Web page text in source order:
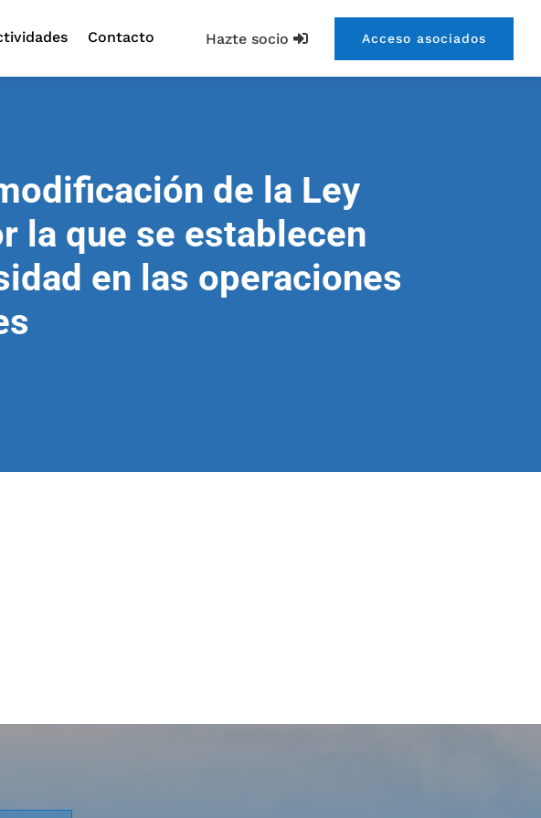
Hazte socio Acceso asociados
Contacto
de la Ley
la que se establecen
en las operaciones